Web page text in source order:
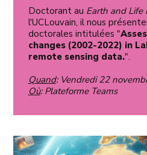
Doctorant au Earth and Life
l'UCLouvain, il nous
doctorales intitulées "
changes (2002-2022) in
remote sensing data.".
Quand: Vendredi 22
Où: Plateforme Teams